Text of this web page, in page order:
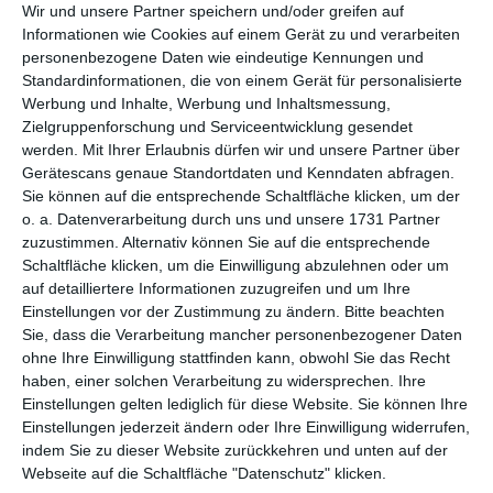
Wir und unsere Partner speichern und/oder greifen auf
Informationen wie Cookies auf einem Gerät zu und verarbeiten
personenbezogene Daten wie eindeutige Kennungen und
Standardinformationen, die von einem Gerät für personalisierte
Werbung und Inhalte, Werbung und Inhaltsmessung,
Zielgruppenforschung und Serviceentwicklung gesendet
werden. Mit Ihrer Erlaubnis dürfen wir und unsere Partner über
Gerätescans genaue Standortdaten und Kenndaten abfragen.
Sie können auf die entsprechende Schaltfläche klicken, um der
o. a. Datenverarbeitung durch uns und unsere 1731 Partner
zuzustimmen. Alternativ können Sie auf die entsprechende
Schaltfläche klicken, um die Einwilligung abzulehnen oder um
auf detailliertere Informationen zuzugreifen und um Ihre
Einstellungen vor der Zustimmung zu ändern. Bitte beachten
Sie, dass die Verarbeitung mancher personenbezogener Daten
ohne Ihre Einwilligung stattfinden kann, obwohl Sie das Recht
haben, einer solchen Verarbeitung zu widersprechen. Ihre
Einstellungen gelten lediglich für diese Website. Sie können Ihre
Einstellungen jederzeit ändern oder Ihre Einwilligung widerrufen,
indem Sie zu dieser Website zurückkehren und unten auf der
Webseite auf die Schaltfläche "Datenschutz" klicken.
per E-Mail(kostenlos)
TEILEN
Facebook, Twitter, WhatsApp, ...
WEITERE KARTEN IN DIESEN
KATEGORIEN ANSEHEN
Feiertage, Festtage
Erster Mai